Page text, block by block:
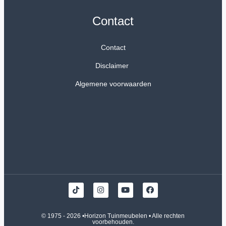
Contact
Contact
Disclaimer
Algemene voorwaarden
© 1975 - 2026 •Horizon Tuinmeubelen • Alle rechten
voorbehouden.